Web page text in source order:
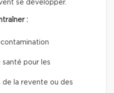
se développer.
:
santé pour les
de la revente ou des